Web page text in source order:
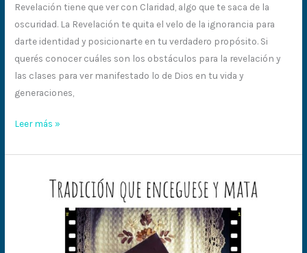
Revelación tiene que ver con Claridad, algo que te saca de la
oscuridad. La Revelación te quita el velo de la ignorancia para
darte identidad y posicionarte en tu verdadero propósito. Si
querés conocer cuáles son los obstáculos para la revelación y
las clases para ver manifestado lo de Dios en tu vida y
generaciones,
Leer más »
Tradición